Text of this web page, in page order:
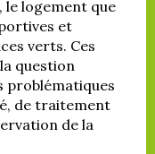
logement que
et
verts. Ces
question
problématiques
de traitement
de la